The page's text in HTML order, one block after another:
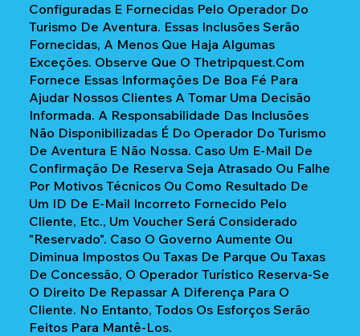
Configuradas E Fornecidas Pelo Operador Do
Turismo De Aventura. Essas Inclusões Serão
Fornecidas, A Menos Que Haja Algumas
Exceções. Observe Que O Thetripquest.com
Fornece Essas Informações De Boa Fé Para
Ajudar Nossos Clientes A Tomar Uma Decisão
Informada. A Responsabilidade Das Inclusões
Não Disponibilizadas É Do Operador Do Turismo
De Aventura E Não Nossa. Caso Um E-Mail De
Confirmação De Reserva Seja Atrasado Ou Falhe
Por Motivos Técnicos Ou Como Resultado De
Um ID De E-Mail Incorreto Fornecido Pelo
Cliente, Etc., Um Voucher Será Considerado
"reservado". Caso O Governo Aumente Ou
Diminua Impostos Ou Taxas De Parque Ou Taxas
De Concessão, O Operador Turístico Reserva-Se
O Direito De Repassar A Diferença Para O
Cliente. No Entanto, Todos Os Esforços Serão
Feitos Para Mantê-Los.